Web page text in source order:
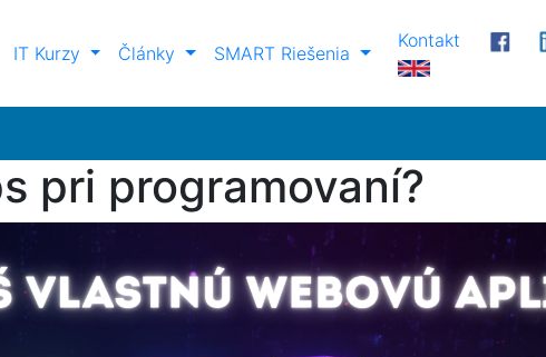
IT Kurzy Články SMART Riešenia
Kontakt
pri programovaní?